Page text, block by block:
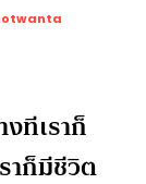
ทีเราก็
าก็มีชีวิต